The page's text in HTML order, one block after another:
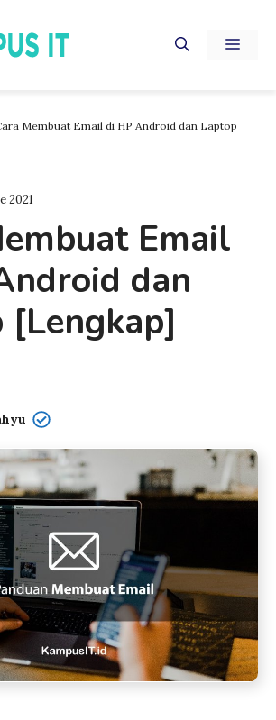
Membuat Email di HP Android dan Laptop
2021
Email
dan
[Lengkap]